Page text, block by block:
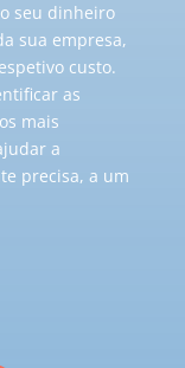
seu dinheiro
sua empresa,
custo.
as
mais
a
precisa, a um